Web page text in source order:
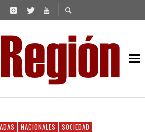
NACIONALES SOCIEDAD